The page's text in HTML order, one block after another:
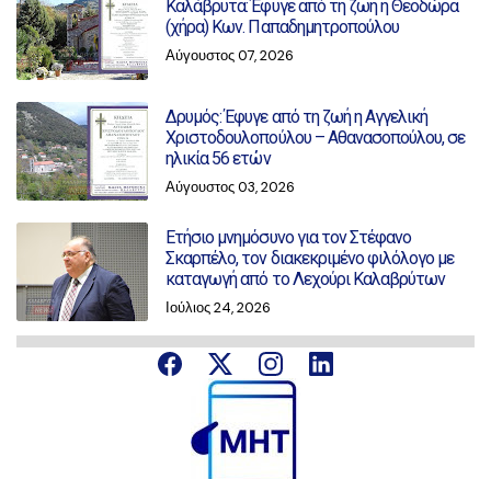
Καλάβρυτα: Έφυγε από τη ζωή η Θεοδώρα
(χήρα) Κων. Παπαδημητροπούλου
Αύγουστος 07, 2026
Δρυμός: Έφυγε από τη ζωή η Αγγελική
Χριστοδουλοπούλου – Αθανασοπούλου, σε
ηλικία 56 ετών
Αύγουστος 03, 2026
Ετήσιο μνημόσυνο για τον Στέφανο
Σκαρπέλο, τον διακεκριμένο φιλόλογο με
καταγωγή από το Λεχούρι Καλαβρύτων
Ιούλιος 24, 2026